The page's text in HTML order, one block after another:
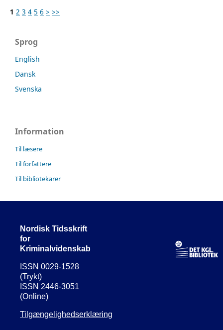
1 2 3 4 5 6 > >>
Sprog
English
Dansk
Svenska
Information
Til læsere
Til forfattere
Til bibliotekarer
Nordisk Tidsskrift
for
Kriminalvidenskab
ISSN 0029-1528
(Trykt)
ISSN 2446-3051
(Online)
Tilgængelighedserklæring